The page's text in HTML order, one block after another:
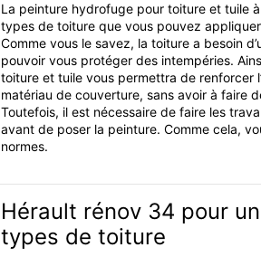
La peinture hydrofuge pour toiture et tuile
types de toiture que vous pouvez
Comme vous le savez, la toiture a besoin
pouvoir vous protéger des intempéries.
toiture et tuile vous permettra de renforcer
matériau de couverture, sans avoir à faire
Toutefois, il est nécessaire de faire les
avant de poser la peinture. Comme cela,
normes.
Hérault rénov 34 pour
types de toiture